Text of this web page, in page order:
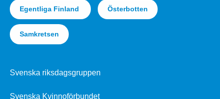
Egentliga Finland Österbotten
Samkretsen
Svenska riksdagsgruppen
Svenska Kvinnoförbundet